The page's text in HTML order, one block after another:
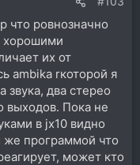
что ровнозначно
хорошими
их от
ambika rкоторой я
звука, два стерео
выходов. Пока не
в jx10 видно
же программой что
может кто